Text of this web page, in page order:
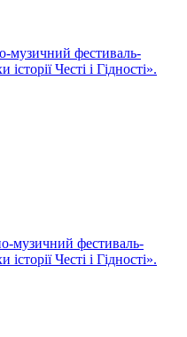
музичний фестиваль-
Честі і Гідності».
музичний фестиваль-
Честі і Гідності».